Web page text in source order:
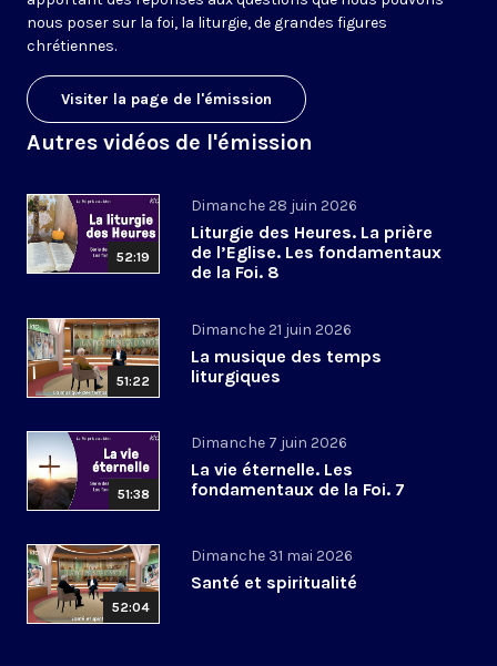
nous poser sur la foi, la liturgie, de grandes figures
chrétiennes.
Visiter la page de l'émission
Autres vidéos de l'émission
52:19
Dimanche 28 juin 2026
Liturgie des Heures. La prière
de l’Eglise. Les fondamentaux
de la Foi. 8
51:22
Dimanche 21 juin 2026
La musique des temps
liturgiques
51:38
Dimanche 7 juin 2026
La vie éternelle. Les
fondamentaux de la Foi. 7
52:04
Dimanche 31 mai 2026
Santé et spiritualité